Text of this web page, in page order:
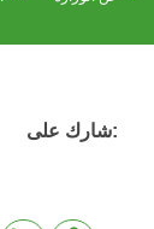
شارك على: